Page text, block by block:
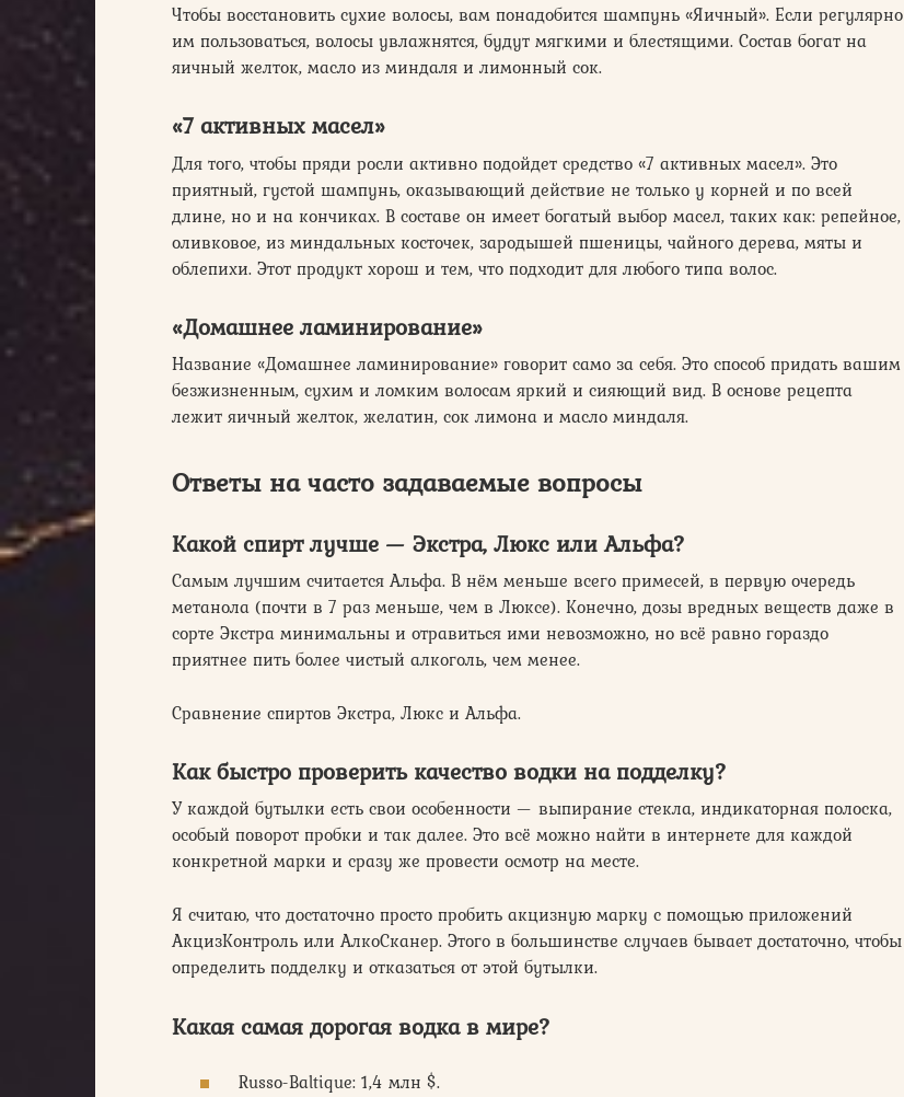
Чтобы восстановить сухие волосы, вам понадобится шампунь «Яичный». Если регулярно
им пользоваться, волосы увлажнятся, будут мягкими и блестящими. Состав богат на
яичный желток, масло из миндаля и лимонный сок.
«7 активных масел»
Для того, чтобы пряди росли активно подойдет средство «7 активных масел». Это
приятный, густой шампунь, оказывающий действие не только у корней и по всей
длине, но и на кончиках. В составе он имеет богатый выбор масел, таких как: репейное,
оливковое, из миндальных косточек, зародышей пшеницы, чайного дерева, мяты и
облепихи. Этот продукт хорош и тем, что подходит для любого типа волос.
«Домашнее ламинирование»
Название «Домашнее ламинирование» говорит само за себя. Это способ придать вашим
безжизненным, сухим и ломким волосам яркий и сияющий вид. В основе рецепта
лежит яичный желток, желатин, сок лимона и масло миндаля.
Ответы на часто задаваемые вопросы
Какой спирт лучше — Экстра, Люкс или Альфа?
Самым лучшим считается Альфа. В нём меньше всего примесей, в первую очередь
метанола (почти в 7 раз меньше, чем в Люксе). Конечно, дозы вредных веществ даже в
сорте Экстра минимальны и отравиться ими невозможно, но всё равно гораздо
приятнее пить более чистый алкоголь, чем менее.
Сравнение спиртов Экстра, Люкс и Альфа.
Как быстро проверить качество водки на подделку?
У каждой бутылки есть свои особенности — выпирание стекла, индикаторная полоска,
особый поворот пробки и так далее. Это всё можно найти в интернете для каждой
конкретной марки и сразу же провести осмотр на месте.
Я считаю, что достаточно просто пробить акцизную марку с помощью приложений
АкцизКонтроль или АлкоСканер. Этого в большинстве случаев бывает достаточно, чтобы
определить подделку и отказаться от этой бутылки.
Какая самая дорогая водка в мире?
Russo-Baltique: 1,4 млн $.